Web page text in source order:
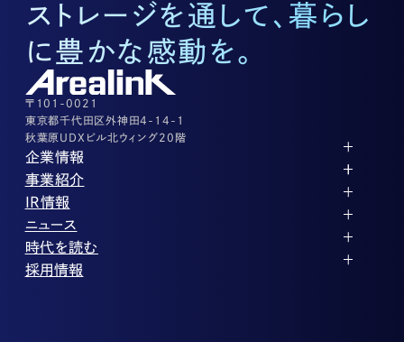
底地に関するお問い合わせ
03-3526-8572
株式に関するお問い合わせ
03-3526-8556
その他上記に当てはまらない案件等
03-3526-8556
ストレージを通して、暮らし
に豊かな感動を。
〒101-0021
東京都千代田区外神田4-14-1
秋葉原UDXビル北ウィング20階
企業情報
代表メッセージ
企業理念
会社概要
役員紹介
沿革
コーポレートガバナンス
事業紹介
ストレージ事業
パートナー制度
ストレージライフ
土地権利整備事業
オフィス事業
アセット事業
IR情報
IRカレンダー
中期経営計画
事業等のリスク
ニュース
PR
IR
時代を読む
投稿一覧
採用情報